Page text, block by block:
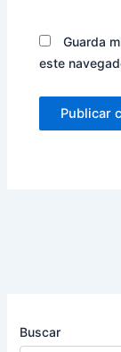
Guarda
este
Buscar